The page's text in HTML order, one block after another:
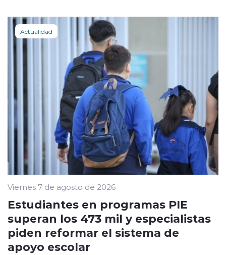
Actualidad
Viernes 7 de agosto de 2026
Estudiantes en programas PIE
superan los 473 mil y especialistas
piden reformar el sistema de
apoyo escolar